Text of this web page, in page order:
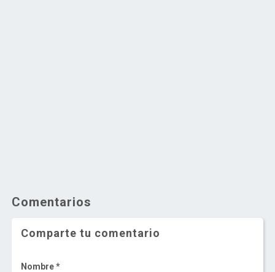
Comentarios
Comparte tu comentario
Nombre *